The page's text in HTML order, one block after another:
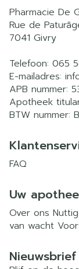
Pharmacie De
Rue de
7041 Givry
Telefoon: 065
E-mailadres:
APB nummer:
Apotheek
BTW nummer:
FAQ
Uw
Over ons
van wacht
Nieuwsbrief